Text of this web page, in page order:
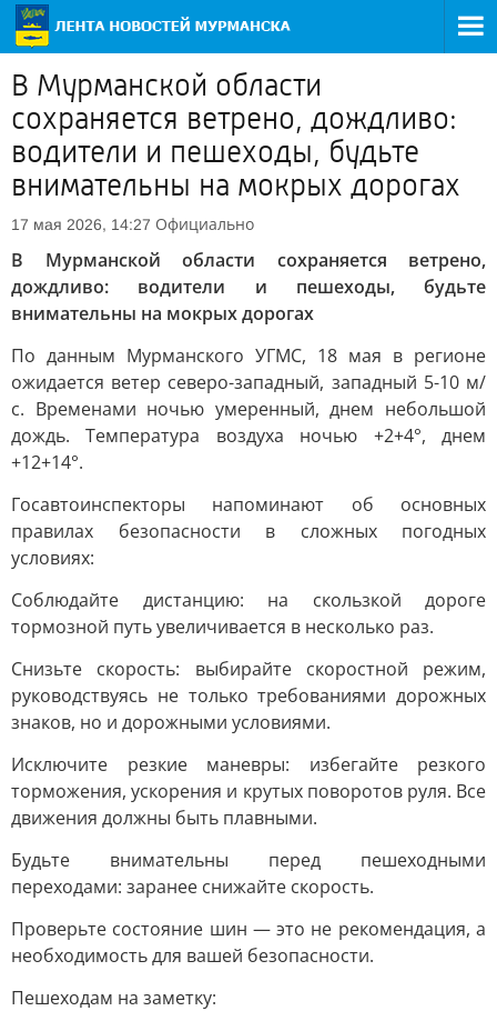
В Мурманской области
сохраняется ветрено, дождливо:
водители и пешеходы, будьте
внимательны на мокрых дорогах
17 мая 2026, 14:27 Официально
В Мурманской области сохраняется ветрено,
дождливо: водители и пешеходы, будьте
внимательны на мокрых дорогах
По данным Мурманского УГМС, 18 мая в регионе
ожидается ветер северо-западный, западный 5-10 м/
с. Временами ночью умеренный, днем небольшой
дождь. Температура воздуха ночью +2+4°, днем
+12+14°.
Госавтоинспекторы напоминают об основных
правилах безопасности в сложных погодных
условиях:
Соблюдайте дистанцию: на скользкой дороге
тормозной путь увеличивается в несколько раз.
Снизьте скорость: выбирайте скоростной режим,
руководствуясь не только требованиями дорожных
знаков, но и дорожными условиями.
Исключите резкие маневры: избегайте резкого
торможения, ускорения и крутых поворотов руля. Все
движения должны быть плавными.
Будьте внимательны перед пешеходными
переходами: заранее снижайте скорость.
Проверьте состояние шин — это не рекомендация, а
необходимость для вашей безопасности.
Пешеходам на заметку: